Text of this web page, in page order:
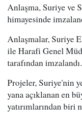
Anlaşma, Suriye ve
himayesinde
Anlaşmalar, Suriye
ile Harafi Genel
tarafından imzalandı.
Projeler, Suriye'nin
yana açıklanan en
yatırımlarından biri